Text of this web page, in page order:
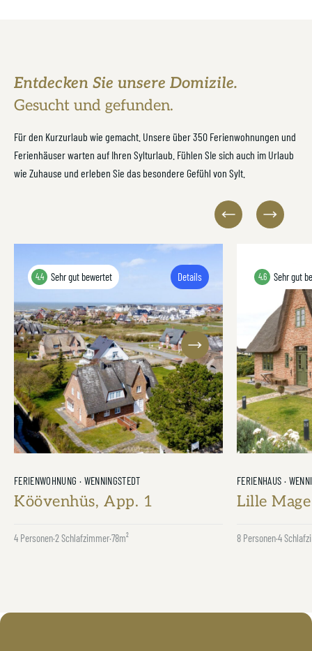
Entdecken Sie unsere Domizile.
Gesucht und gefunden.
Für den Kurzurlaub wie gemacht. Unsere über 350 Ferienwohnungen und
Ferienhäuser warten auf Ihren Sylturlaub. Fühlen SIe sich auch im Urlaub
wie Zuhause und erleben Sie das besondere Gefühl von Sylt.
4.4 Sehr gut bewertet Details
Next
FERIENWOHNUNG · WENNINGSTEDT
Köövenhüs, App. 1
4 Personen·2 Schlafzimmer·78m²
4.6 Sehr gut
FERIENHAUS ·
Lille Mage
8 Personen·4